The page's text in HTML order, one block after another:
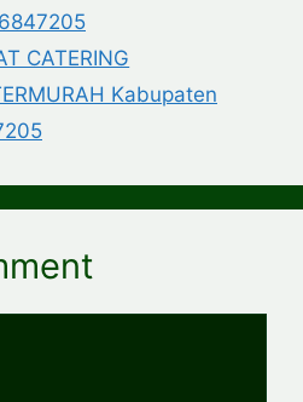
CATERING
Kabupaten